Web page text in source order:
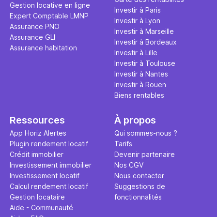
Gestion locative en ligne
Expert Comptable LMNP
Assurance PNO
Assurance GLI
Assurance habitation
Investir à Paris
Investir à Lyon
Investir à Marseille
Investir à Bordeaux
Investir à Lille
Investir à Toulouse
Investir à Nantes
Investir à Rouen
Biens rentables
Ressources
App Horiz Alertes
Plugin rendement locatif
Crédit immobilier
Investissement immobilier
Investissement locatif
Calcul rendement locatif
Gestion locataire
Aide - Communauté
À propos
Qui sommes-nous ?
Tarifs
Devenir partenaire
Nos CGV
Nous contacter
Suggestions de
fonctionnalités